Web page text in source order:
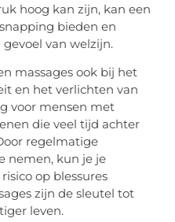
hoog kan zijn, kan een
bieden en
van welzijn.
massages ook bij het
en het verlichten van
voor mensen met
die veel tijd achter
regelmatige
nemen, kun je je
op blessures
zijn de sleutel tot
leven.